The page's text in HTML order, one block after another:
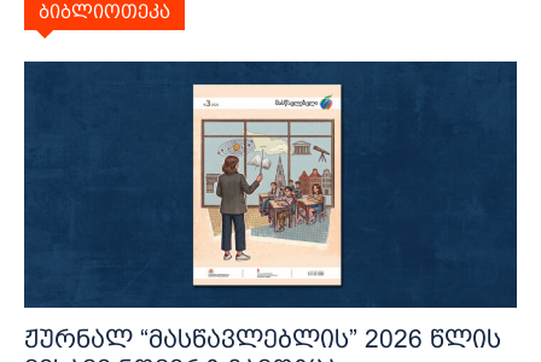
ბიბლიოთეკა
ჟურნალ “მასწავლებლის” 2026 წლის